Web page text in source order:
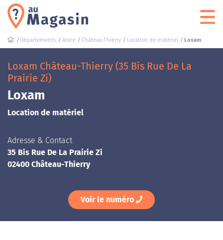
Départements Aisne Château-Thierry Location de matériel Loxam
Loxam Château-Thierry (35 Bis Rue De La
Prairie Zi)
Loxam
Location de matériel
Adresse & Contact
35 Bis Rue De La Prairie Zi
02400 Château-Thierry
Voir le numéro